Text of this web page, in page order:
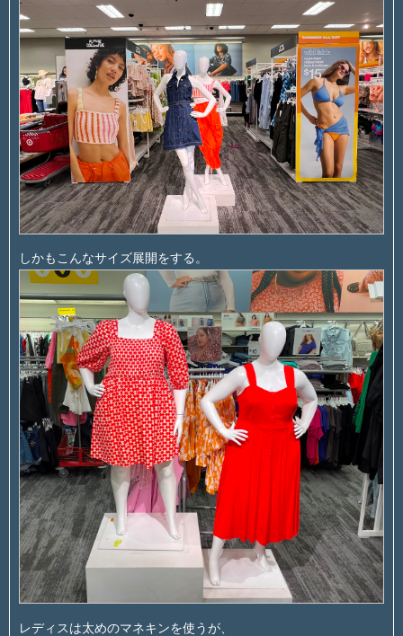
しかもこんなサイズ展開をする。
レディスは太めのマネキンを使うが、